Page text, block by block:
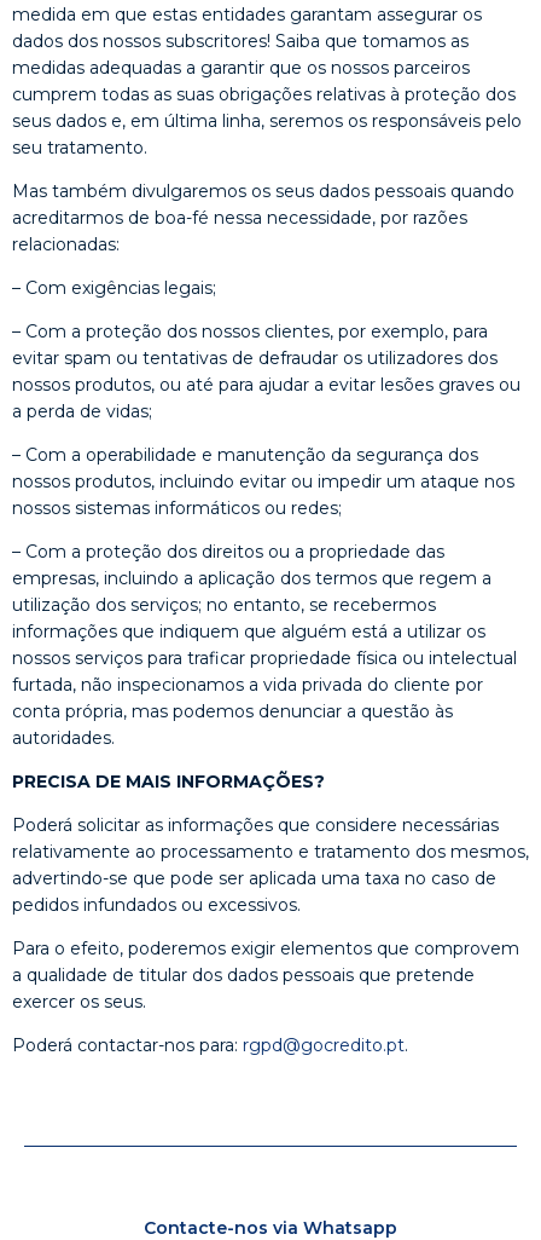
medida em que estas entidades garantam assegurar os
dados dos nossos subscritores! Saiba que tomamos as
medidas adequadas a garantir que os nossos parceiros
cumprem todas as suas obrigações relativas à proteção dos
seus dados e, em última linha, seremos os responsáveis pelo
seu tratamento.
Mas também divulgaremos os seus dados pessoais quando
acreditarmos de boa-fé nessa necessidade, por razões
relacionadas:
– Com exigências legais;
– Com a proteção dos nossos clientes, por exemplo, para
evitar spam ou tentativas de defraudar os utilizadores dos
nossos produtos, ou até para ajudar a evitar lesões graves ou
a perda de vidas;
– Com a operabilidade e manutenção da segurança dos
nossos produtos, incluindo evitar ou impedir um ataque nos
nossos sistemas informáticos ou redes;
– Com a proteção dos direitos ou a propriedade das
empresas, incluindo a aplicação dos termos que regem a
utilização dos serviços; no entanto, se recebermos
informações que indiquem que alguém está a utilizar os
nossos serviços para traficar propriedade física ou intelectual
furtada, não inspecionamos a vida privada do cliente por
conta própria, mas podemos denunciar a questão às
autoridades.
PRECISA DE MAIS INFORMAÇÕES?
Poderá solicitar as informações que considere necessárias
relativamente ao processamento e tratamento dos mesmos,
advertindo-se que pode ser aplicada uma taxa no caso de
pedidos infundados ou excessivos.
Para o efeito, poderemos exigir elementos que comprovem
a qualidade de titular dos dados pessoais que pretende
exercer os seus.
Poderá contactar-nos para: rgpd@gocredito.pt.
Contacte-nos via Whatsapp